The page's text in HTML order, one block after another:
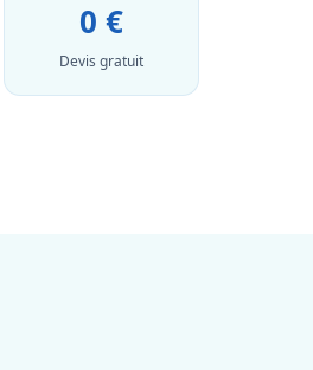
0 €
Devis gratuit